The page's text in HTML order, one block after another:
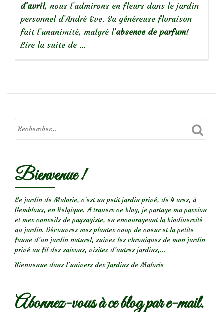
d’avril, nous l’admirons en fleurs dans le jardin
personnel d’André Eve. Sa généreuse floraison
fait l’unanimité, malgré l’absence de parfum!
Lire la suite de
´
…
Bienvenue !
Le jardin de Malorie, c'est un petit jardin privé, de 4 ares, à
Gembloux, en Belgique. A travers ce blog, je partage ma passion
et mes conseils de paysagiste, en encourageant la biodiversité
au jardin. Découvrez mes plantes coup de coeur et la petite
faune d’un jardin naturel, suivez les chroniques de mon jardin
privé au fil des saisons, visitez d’autres jardins,...
Bienvenue dans l’univers des Jardins de Malorie
Abonnez-vous à ce blog par e-mail.